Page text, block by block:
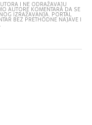
I NE ODRAŽAVAJU
AUTORE KOMENTARA DA SE
IZRAŽAVANJA. PORTAL
BEZ PRETHODNE NAJAVE I